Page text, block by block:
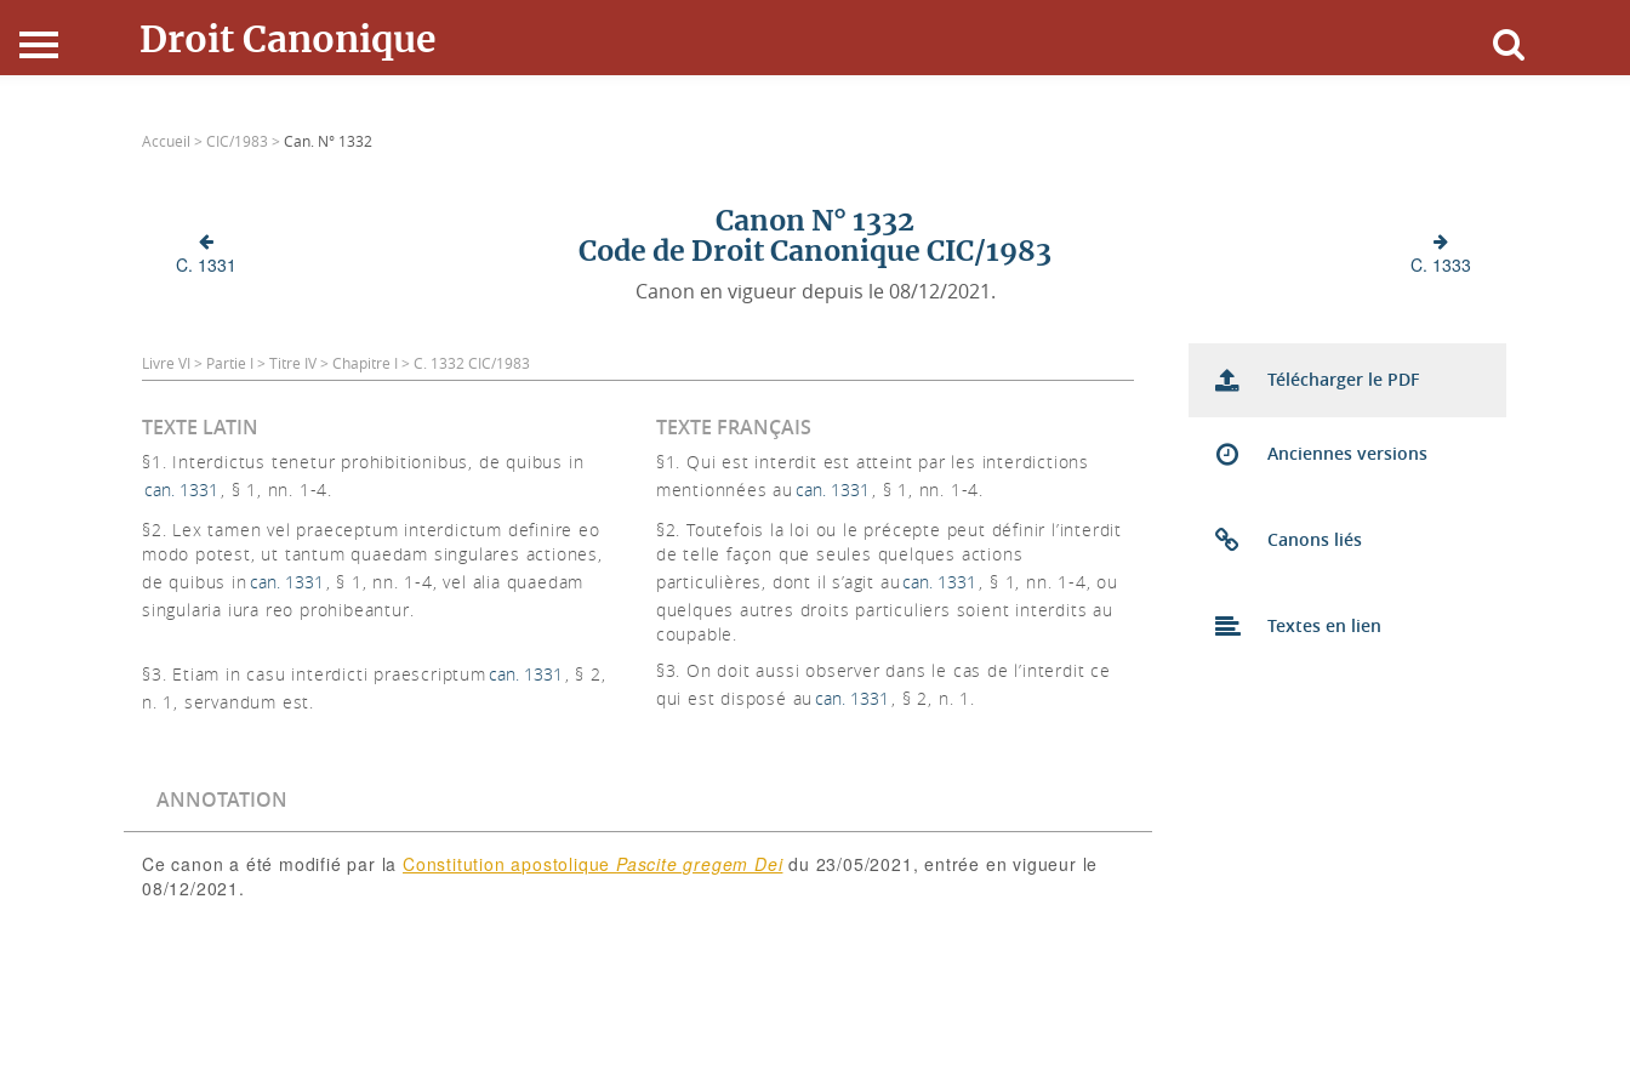
Droit Canonique
Connexion
Accueil > CIC/1983 > Can. N° 1332
C. 1331
Canon N° 1332
Code de Droit Canonique CIC/1983
Canon en vigueur depuis le 08/12/2021.
C. 1333
Livre VI > Partie I > Titre IV > Chapitre I > C. 1332 CIC/1983
TEXTE LATIN TEXTE FRANÇAIS
§1. Interdictus tenetur prohibitionibus, de quibus in
can. 1331 , § 1, nn. 1-4.
§1. Qui est interdit est atteint par les interdictions
mentionnées au can. 1331 , § 1, nn. 1-4.
§2. Lex tamen vel praeceptum interdictum definire eo
modo potest, ut tantum quaedam singulares actiones,
de quibus in can. 1331 , § 1, nn. 1-4, vel alia quaedam
singularia iura reo prohibeantur.
§2. Toutefois la loi ou le précepte peut définir l’interdit
de telle façon que seules quelques actions
particulières, dont il s’agit aucan. 1331 , § 1, nn. 1-4, ou
quelques autres droits particuliers soient interdits au
coupable.
§3. Etiam in casu interdicti praescriptumcan. 1331 , § 2,
n. 1, servandum est.
§3. On doit aussi observer dans le cas de l’interdit ce
qui est disposé au can. 1331 , § 2, n. 1.
ANNOTATION
Ce canon a été modifié par laConstitution apostoliquePascite gregem Deidu 23/05/2021, entrée en vigueur le
08/12/2021.
Télécharger le PDF
Anciennes versions
Canons liés
Textes en lien